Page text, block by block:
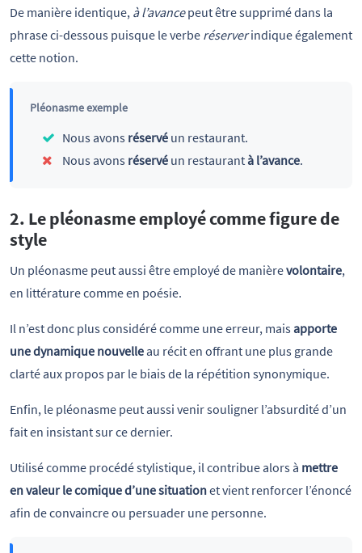
De manière identique, à l’avancepeut être supprimé dans la
phrase ci-dessous puisque le verbe réserverindique également
cette notion.
Pléonasme exemple
Nous avons réservéun restaurant.
Nous avons réservéun restaurantà l’avance.
2. Le pléonasme employé comme figure de
style
Un pléonasme peut aussi être employé de manièrevolontaire,
en littérature comme en poésie.
Il n’est donc plus considéré comme une erreur, maisapporte
une dynamique nouvelleau récit en offrant une plus grande
clarté aux propos par le biais de la répétition synonymique.
Enfin, le pléonasme peut aussi venir souligner l’absurdité d’un
fait en insistant sur ce dernier.
Utilisé comme procédé stylistique, il contribue alors à mettre
en valeur le comique d’une situationet vient renforcer l’énoncé
afin de convaincre ou persuader une personne.